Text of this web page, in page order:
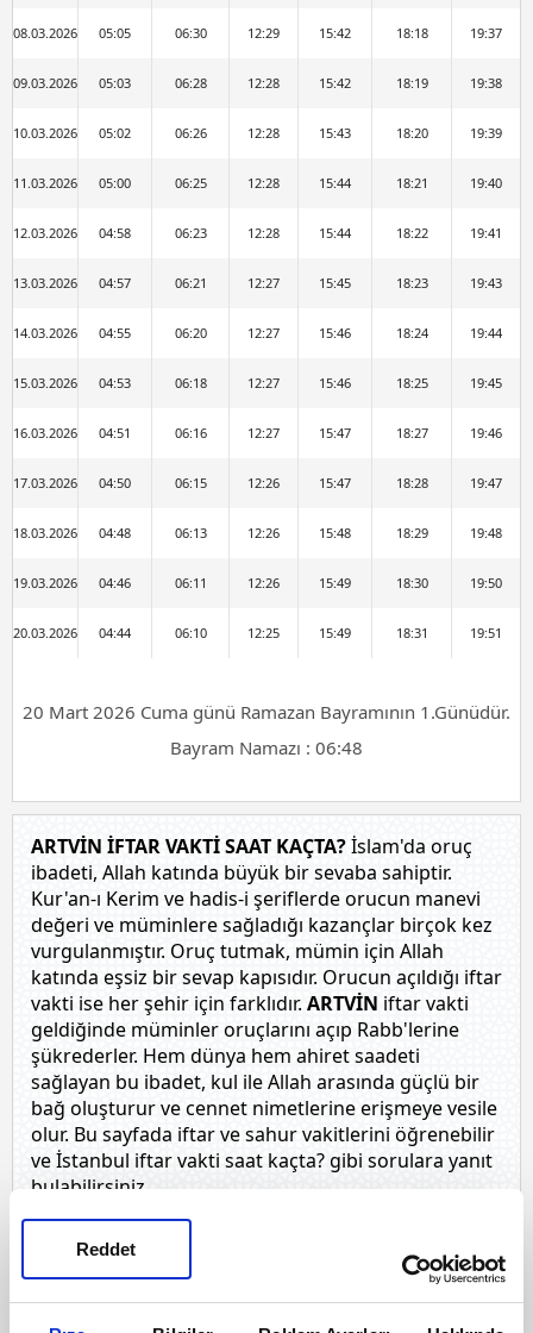
Reddet
08.03.2026 05:05 06:30 12:29 15:42 18:18 19:37
09.03.2026 05:03 06:28 12:28 15:42 18:19 19:38
10.03.2026 05:02 06:26 12:28 15:43 18:20 19:39
11.03.2026 05:00 06:25 12:28 15:44 18:21 19:40
12.03.2026 04:58 06:23 12:28 15:44 18:22 19:41
13.03.2026 04:57 06:21 12:27 15:45 18:23 19:43
14.03.2026 04:55 06:20 12:27 15:46 18:24 19:44
15.03.2026 04:53 06:18 12:27 15:46 18:25 19:45
16.03.2026 04:51 06:16 12:27 15:47 18:27 19:46
17.03.2026 04:50 06:15 12:26 15:47 18:28 19:47
18.03.2026 04:48 06:13 12:26 15:48 18:29 19:48
19.03.2026 04:46 06:11 12:26 15:49 18:30 19:50
20.03.2026 04:44 06:10 12:25 15:49 18:31 19:51
20 Mart 2026 Cuma günü Ramazan Bayramının 1.Günüdür.
Bayram Namazı : 06:48
ARTVİN İFTAR VAKTİ SAAT KAÇTA?İslam'da oruç
ibadeti, Allah katında büyük bir sevaba sahiptir.
Kur'an-ı Kerim ve hadis-i şeriflerde orucun manevi
değeri ve müminlere sağladığı kazançlar birçok kez
vurgulanmıştır. Oruç tutmak, mümin için Allah
katında eşsiz bir sevap kapısıdır. Orucun açıldığı iftar
vakti ise her şehir için farklıdır.ARTVİN iftar vakti
geldiğinde müminler oruçlarını açıp Rabb'lerine
şükrederler. Hem dünya hem ahiret saadeti
sağlayan bu ibadet, kul ile Allah arasında güçlü bir
bağ oluşturur ve cennet nimetlerine erişmeye vesile
olur. Bu sayfada iftar ve sahur vakitlerini öğrenebilir
ve İstanbul iftar vakti saat kaçta? gibi sorulara yanıt
bulabilirsiniz.
ARTVİN SAHUR VAKTİ SAAT KAÇTA?
oruç tutmak, Allah'ın emri olan beş temel ibadetten
(İslam'ın beş şartından) biridir. Bu nedenle farz
kılınmıştır. Oruç tutmanın farz oluşunun sebepleri